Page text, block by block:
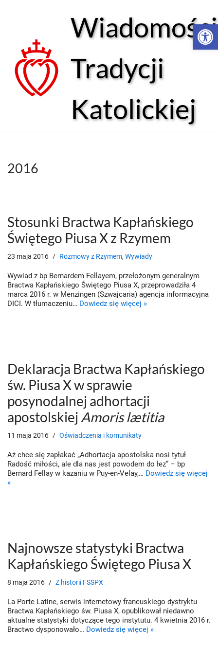
treści
Wiadomości
Tradycji
Katolickiej
2016
Stosunki Bractwa Kapłańskiego
Świętego Piusa X z Rzymem
23 maja 2016 Rozmowy z Rzymem, Wywiady
Wywiad z bp Bernardem Fellayem, przełożonym generalnym
Bractwa Kapłańskiego Świętego Piusa X, przeprowadziła 4
marca 2016 r. w Menzingen (Szwajcaria) agencja informacyjna
DICI. W tłumaczeniu… Dowiedz się więcej »
Deklaracja Bractwa Kapłańskiego
św. Piusa X w sprawie
posynodalnej adhortacji
apostolskiej Amoris lætitia
11 maja 2016 Oświadczenia i komunikaty
Aż chce się zapłakać „Adhortacja apostolska nosi tytuł
Radość miłości, ale dla nas jest powodem do łez” – bp
Bernard Fellay w kazaniu w Puy-en-Velay,… Dowiedz się więcej
»
Najnowsze statystyki Bractwa
Kapłańskiego Świętego Piusa X
8 maja 2016 Z historii FSSPX
La Porte Latine, serwis internetowy francuskiego dystryktu
Bractwa Kapłańskiego św. Piusa X, opublikował niedawno
aktualne statystyki dotyczące tego instytutu. 4 kwietnia 2016 r.
Bractwo dysponowało… Dowiedz się więcej »